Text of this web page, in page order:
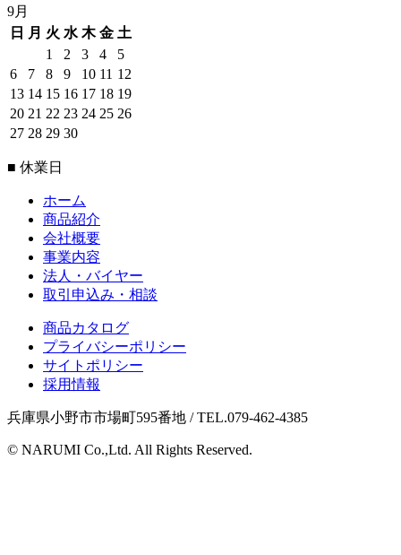
9月
日
月 火 水 木 金 土
1
2 3 4
5
6
7 8 9 10 11 12
13 14 15 16 17 18 19
20 21 22 23 24 25 26
27 28 29 30
■ 休業日
ホーム
商品紹介
会社概要
事業内容
法人・バイヤー
取引申込み・相談
商品カタログ
プライバシーポリシー
サイトポリシー
採用情報
兵庫県小野市市場町595番地 / TEL.079-462-4385
© NARUMI Co.,Ltd. All Rights Reserved.